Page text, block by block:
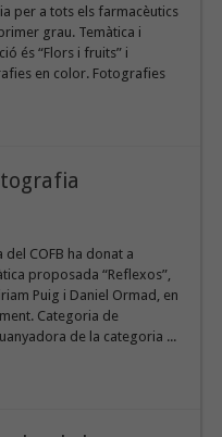
per a tots els farmacèutics
grau. Temàtica i
és “Flors i fruits” i
en color. Fotografies
COFB ha donat a
proposada “Reflexos”,
Puig i Daniel Ormad, en
Categoria de
de la categoria ...